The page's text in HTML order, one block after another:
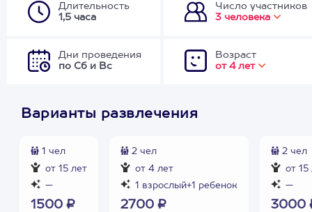
Длительность
1,5 часа
Число участников
3 человека
Дни проведения
по Сб и Вс
Возраст
от 4 лет
Варианты развлечения
1 чел
от 15 лет
—
1500 ₽
2 чел
от 4 лет
1 взрослый+1 ребенок
2700 ₽
2 чел
от 15
—
3000